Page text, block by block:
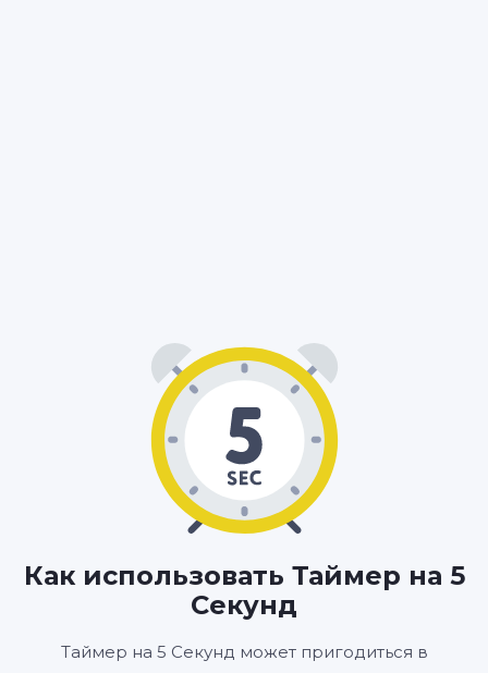
Как использовать Таймер на 5
Секунд
Таймер на 5 Секунд может пригодиться в
00 : 05
Старт